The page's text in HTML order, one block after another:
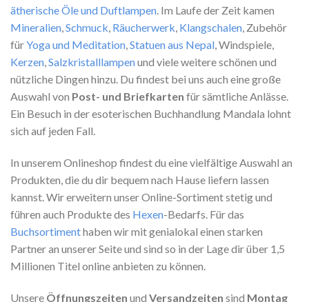
ätherische Öle und Duftlampen. Im Laufe der Zeit kamen
Mineralien,Schmuck, Räucherwerk, Klangschalen, Zubehör
fürYoga und Meditation,Statuen aus Nepal, Windspiele,
Kerzen,Salzkristalllampenund viele weitere schönen und
nützliche Dingen hinzu. Du findest bei uns auch eine große
Auswahl von Post- und Briefkarten für sämtliche Anlässe.
Ein Besuch in der esoterischen Buchhandlung Mandala lohnt
sich auf jeden Fall.
In unserem Onlineshop findest du eine vielfältige Auswahl an
Produkten, die du dir bequem nach Hause liefern lassen
kannst. Wir erweitern unser Online-Sortiment stetig und
führen auch Produkte des Hexen-Bedarfs. Für das
Buchsortimenthaben wir mit genialokal einen starken
Partner an unserer Seite und sind so in der Lage dir über 1,5
Millionen Titel online anbieten zu können.
Unsere Öffnungszeiten und Versandzeiten sind Montag